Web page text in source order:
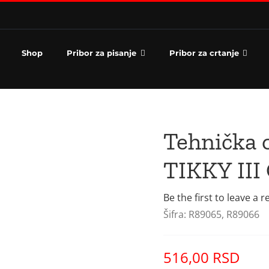
Shop Pribor za pisanje Pribor za crtanje
Tehnička
TIKKY III
Be the first to leave a
Šifra: R89065, R89066
516,00 RSD